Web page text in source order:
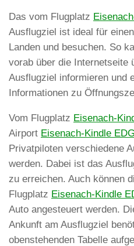
Das vom Flugplatz
Ausflugziel ist ideal für
Landen und besuchen. So
vorab über die Internetseite
Ausflugziel informieren und
Informationen zu
Vom Flugplatz Eisenach-
Airport Eisenach-Kindle
Privatpiloten verschiedene
werden. Dabei ist das
zu erreichen. Auch können
Flugplatz Eisenach-Kindle
Auto angesteuert werden.
Ankunft am Ausflugziel
obenstehenden Tabelle